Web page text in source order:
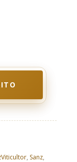
, Sanz,